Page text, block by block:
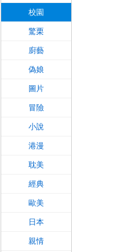
校園
驚栗
廚藝
偽娘
圖片
冒險
小說
港漫
耽美
經典
歐美
日本
親情